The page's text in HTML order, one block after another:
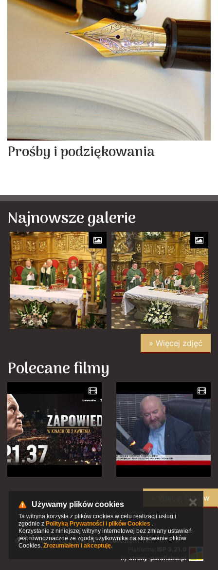
Prośby i podziękowania
Najnowsze galerie
» Więcej zdjęć
Polecane filmy
» Więcej filmów
© 2017 Parafia Katedralna pw. Wniebowzięcia NMP
by strony-parafialne.pl
Używamy plików cookies
Ta witryna korzysta z plików cookies w celu realizacji usług i
zgodnie z Polityką Prywatności i plików Cookies .
Korzystanie z niniejszej witryny internetowej bez zmiany ustawień
jest równoznaczne ze zgodą użytkownika na stosowanie plików
Cookies. Zrozumiałem i akceptuję.
✕